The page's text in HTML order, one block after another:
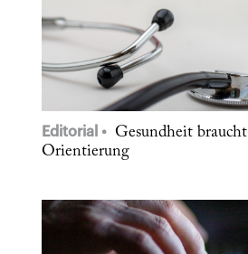
Editorial
Gesundheit braucht
Orientierung